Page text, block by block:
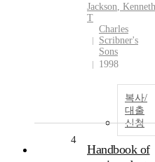
Jackson, Kenneth
T
Charles
Scribner's
Sons
1998
복사/
대출
신청
4
Handbook of